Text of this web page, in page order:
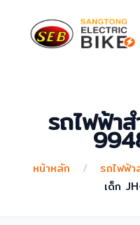
รถไฟฟ้า
หน้าหลัก / รถไฟฟ้า
เด็ก